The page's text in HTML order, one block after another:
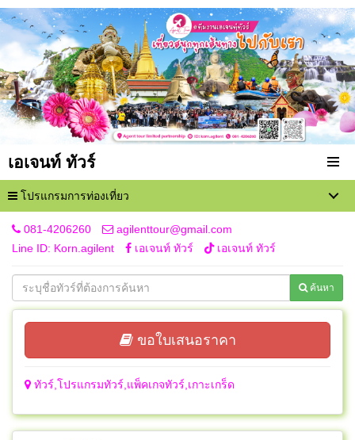
เอเจนท์ ทัวร์
โปรแกรมการท่องเที่ยว
081-4206260
agilenttour@gmail.com
Line ID: Korn.agilent
เอเจนท์ ทัวร์ เอเจนท์ ทัวร์
ค้นหา
ขอใบเสนอราคา
ทัวร์,โปรแกรมทัวร์,แพ็คเกจทัวร์,เกาะเกร็ด